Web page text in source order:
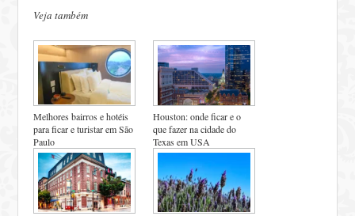
Veja também
Melhores bairros e hotéis
para ficar e turistar em São
Paulo
Houston: onde ficar e o
que fazer na cidade do
Texas em USA